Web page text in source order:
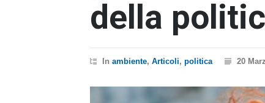
della
In ambiente, Articoli, politica 20